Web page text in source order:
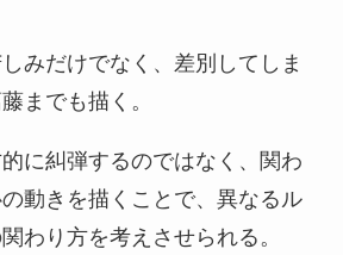
みだけでなく、差別してしま
までも描く。
に糾弾するのではなく、関わ
動きを描くことで、異なるル
わり方を考えさせられる。